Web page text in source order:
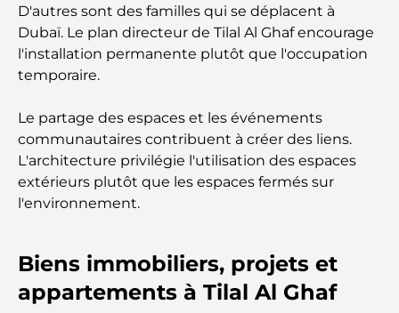
Les marques de costumes les plus chères qui
définissent le luxe sur mesure
Les montres Rolex les plus chères jamais vendues
A Brief Guide to Buying Property in Dubai (2025-
26)
D'autres sont des familles qui se déplacent à
Dubaï. Le plan directeur de Tilal Al Ghaf encourage
l'installation permanente plutôt que l'occupation
temporaire.
Le partage des espaces et les événements
communautaires contribuent à créer des liens.
L'architecture privilégie l'utilisation des espaces
extérieurs plutôt que les espaces fermés sur
l'environnement.
Biens immobiliers, projets et
appartements à Tilal Al Ghaf